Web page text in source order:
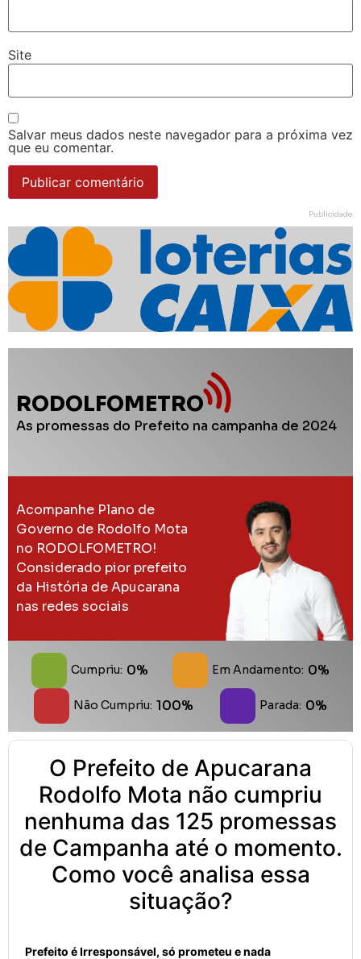
Site
Salvar meus dados neste navegador para a próxima vez
que eu comentar.
Publicidade
RODOLFOMETRO
As promessas do Prefeito na campanha de 2024
Acompanhe Plano de
Governo de Rodolfo Mota
no RODOLFOMETRO!
Considerado pior prefeito
da História de Apucarana
nas redes sociais
Cumpriu: 0% Em Andamento: 0%
Não Cumpriu: 100% Parada: 0%
O Prefeito de Apucarana
Rodolfo Mota não cumpriu
nenhuma das 125 promessas
de Campanha até o momento.
Como você analisa essa
situação?
Prefeito é Irresponsável, só prometeu e nada